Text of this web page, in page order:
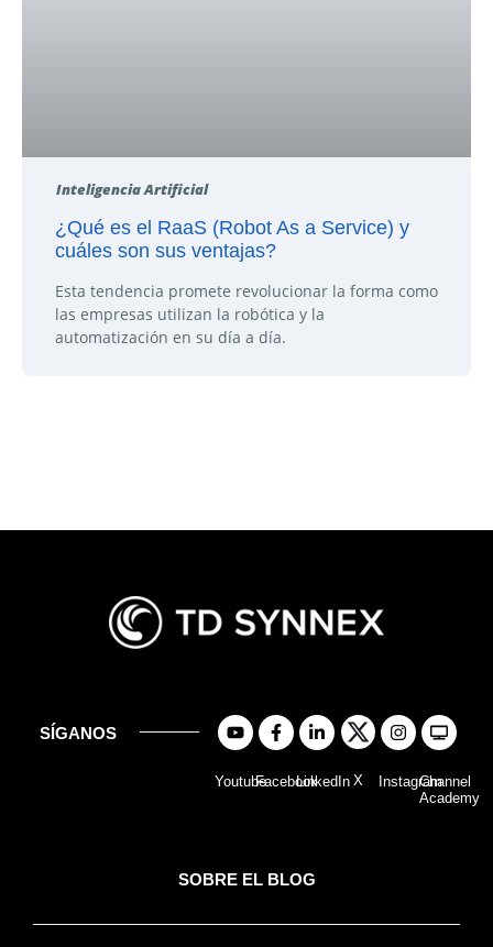
Inteligencia Artificial
¿Qué es el RaaS (Robot As a Service) y
cuáles son sus ventajas?
Esta tendencia promete revolucionar la forma como
las empresas utilizan la robótica y la
automatización en su día a día.
SÍGANOS
YoutubeFacebookLinkedIn X InstagramChannel
Academy
SOBRE EL BLOG